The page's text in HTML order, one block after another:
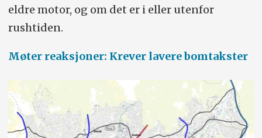
eldre motor, og om det er i eller utenfor
rushtiden.
Møter reaksjoner: Krever lavere bomtakster